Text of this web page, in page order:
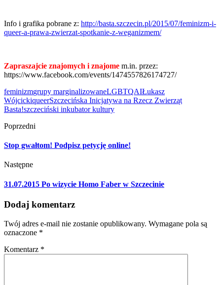
Info i grafika pobrane z: http://basta.szczecin.pl/2015/07/feminizm-i-
queer-a-prawa-zwierzat-spotkanie-z-weganizmem/
Zapraszajcie znajomych i znajome m.in. przez:
https://www.facebook.com/events/1474557826174727/
feminizmgrupy marginalizowaneLGBTQAIŁukasz
WójcickiqueerSzczecińska Inicjatywa na Rzecz Zwierząt
Basta!szczeciński inkubator kultury
Poprzedni
Stop gwałtom! Podpisz petycję online!
Następne
31.07.2015 Po wizycie Homo Faber w Szczecinie
Dodaj komentarz
Twój adres e-mail nie zostanie opublikowany. Wymagane pola są
oznaczone *
Komentarz *